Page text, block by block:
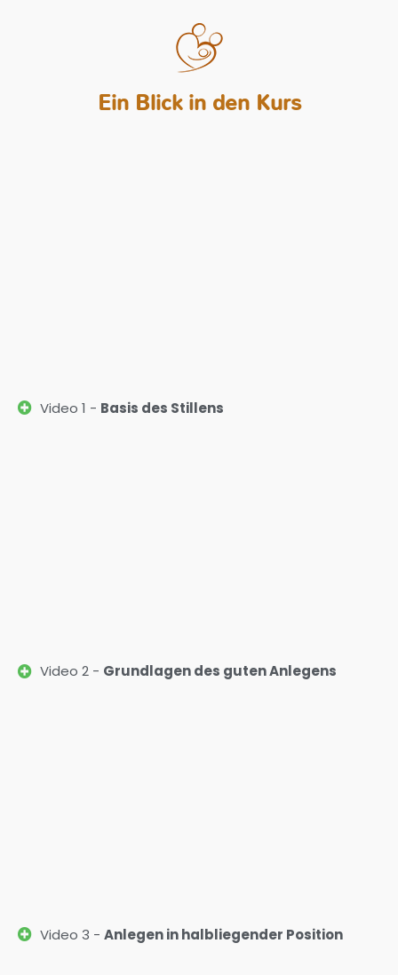
Ein Blick in den Kurs
Video 1 - Basis des Stillens
Video 2 - Grundlagen des guten Anlegens
Video 3 - Anlegen in halbliegender Position